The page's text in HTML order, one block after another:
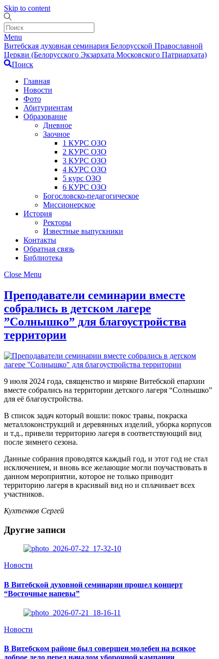
Skip to content
Menu
Витебская духовная семинария Белорусской Православной
Церкви (Белорусского Экзархата Московского Патриархата)
Поиск
Главная
Новости
Фото
Абитуриентам
Образование
Дневное
Заочное
1 КУРС ОЗО
2 КУРС ОЗО
3 КУРС ОЗО
4 КУРС ОЗО
5 курс ОЗО
6 КУРС ОЗО
Богословско-педагогическое
Миссионерское
История
Ректоры
Известные выпускники
Контакты
Обратная связь
Библиотека
Close Menu
Преподаватели семинарии вместе
собрались в детском лагере
”Солнышко” для благоустройства
территории
9 июля 2024 года, священство и миряне Витебской епархии
вместе собрались на территории детского лагеря “Солнышко”
для её благоустройства.
В список задач который вошли: покос травы, покраска
металлоконструкций и деревянных изделий, уборка корпусов
и т.д., привели территорию лагеря в соответствующий вид
после зимнего сезона.
Данные собрания проводятся каждый год, и этот год не стал
исключением, и вновь все желающие могли поучаствовать в
данном мероприятии, которое не только приводит
территорию лагеря в красивый вид но и сплачивает всех
участников.
Кухтенков Сергей
Другие записи
Новости
В Витебской духовной семинарии прошел концерт
“Восточные напевы”
Новости
В Витебском районе был совершен молебен на всякое
доброе дело перед началом уборочной кампании